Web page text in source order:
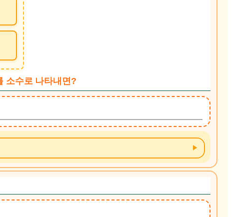
소수로 나타내면?